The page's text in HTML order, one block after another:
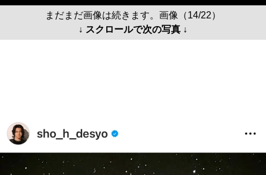
まだまだ画像は続きます。画像（14/22）
↓ スクロールで次の写真 ↓